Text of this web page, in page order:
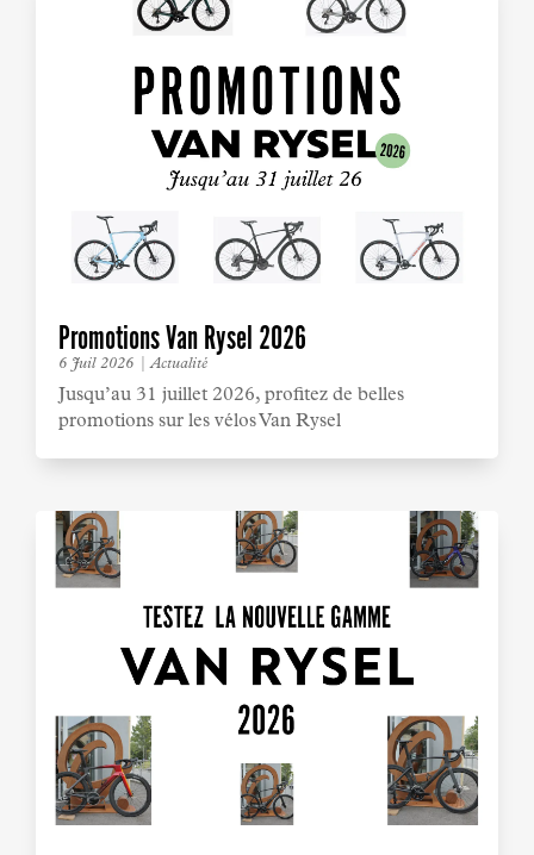
Promotions Van Rysel 2026
6 Juil 2026 |Actualité
Jusqu’au 31 juillet 2026, profitez de belles
promotions sur les vélos Van Rysel